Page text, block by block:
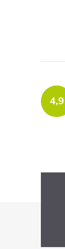
4,9